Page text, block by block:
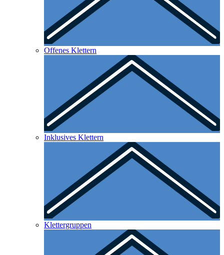
Offenes Klettern
Inklusives Klettern
Klettergruppen